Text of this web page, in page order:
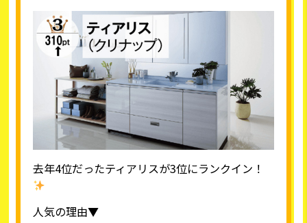
去年4位だったティアリスが3位にランクイン！
人気の理由▼